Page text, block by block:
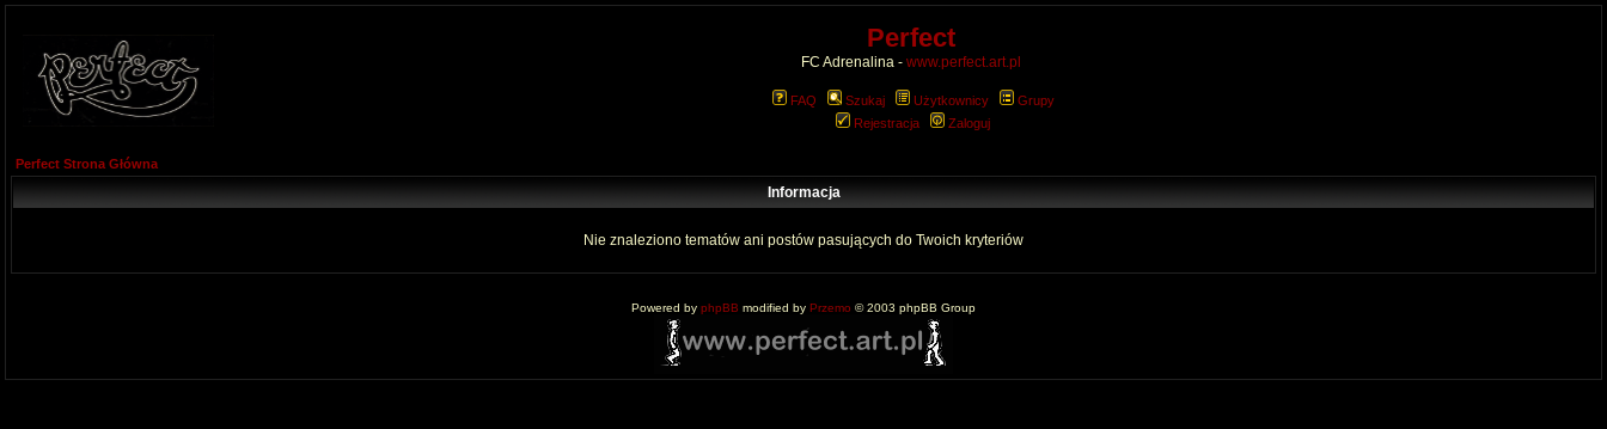
Perfect
FC Adrenalina - www.perfect.art.pl
FAQ Szukaj Użytkownicy
Grupy
Rejestracja
Zaloguj
Perfect Strona Główna
Informacja
Nie znaleziono tematów ani postów pasujących do Twoich kryteriów
Powered by phpBB modified by Przemo © 2003 phpBB Group